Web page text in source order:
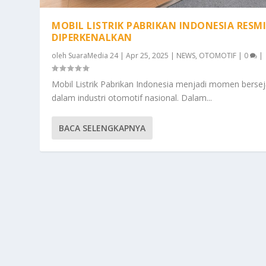
MOBIL LISTRIK PABRIKAN INDONESIA RESMI
DIPERKENALKAN
oleh SuaraMedia 24|Apr 25, 2025 | NEWS, OTOMOTIF | 0 |
Mobil Listrik Pabrikan Indonesia menjadi momen
dalam industri otomotif nasional. Dalam...
BACA SELENGKAPNYA